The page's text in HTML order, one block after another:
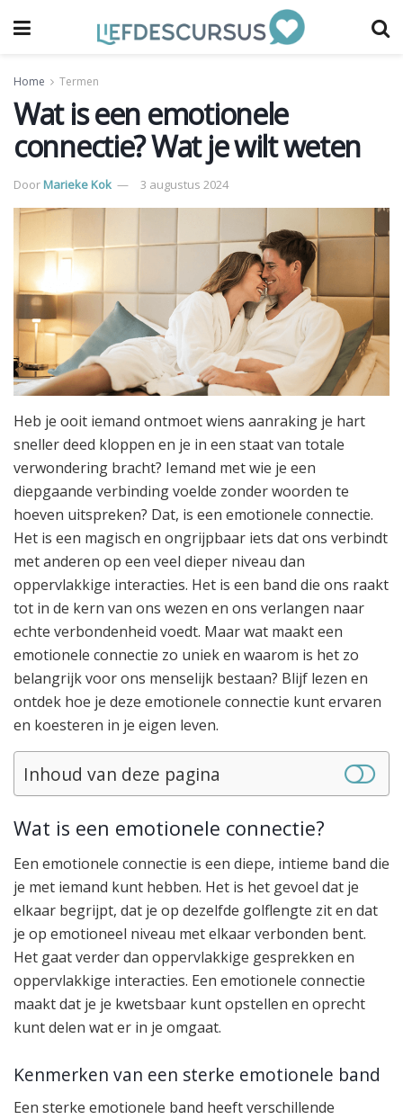
Home Termen
Wat is een emotionele
connectie? Wat je wilt weten
DoorMarieke Kok 3 augustus 2024
Heb je ooit iemand ontmoet wiens aanraking je hart
sneller deed kloppen en je in een staat van totale
verwondering bracht? Iemand met wie je een
diepgaande verbinding voelde zonder woorden te
hoeven uitspreken? Dat, is een emotionele connectie.
Het is een magisch en ongrijpbaar iets dat ons verbindt
met anderen op een veel dieper niveau dan
oppervlakkige interacties. Het is een band die ons raakt
tot in de kern van ons wezen en ons verlangen naar
echte verbondenheid voedt. Maar wat maakt een
emotionele connectie zo uniek en waarom is het zo
belangrijk voor ons menselijk bestaan? Blijf lezen en
ontdek hoe je deze emotionele connectie kunt ervaren
en koesteren in je eigen leven.
Inhoud van deze pagina
Wat is een emotionele connectie?
Een emotionele connectie is een diepe, intieme band die
je met iemand kunt hebben. Het is het gevoel dat je
elkaar begrijpt, dat je op dezelfde golflengte zit en dat
je op emotioneel niveau met elkaar verbonden bent.
Het gaat verder dan oppervlakkige gesprekken en
oppervlakkige interacties. Een emotionele connectie
maakt dat je je kwetsbaar kunt opstellen en oprecht
kunt delen wat er in je omgaat.
Kenmerken van een sterke emotionele band
Een sterke emotionele band heeft verschillende